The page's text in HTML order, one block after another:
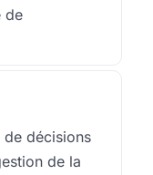
de
de décisions
de la